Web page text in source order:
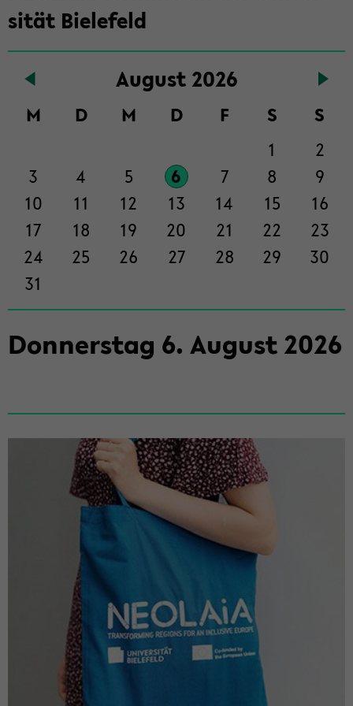
in­
halt
der
wech­
si­tät Bie­le­feld
Au­gust 2026
M D M D F S
S
1
2
3
4 5 6 7 8
9
10
11 12 13 14 15
16
17
18 19 20 21 22
23
24
25 26 27 28 29
30
31
Don­ners­tag 6. Au­gust2026